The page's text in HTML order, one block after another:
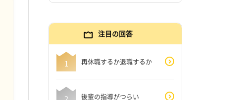
注目の回答
再休職するか退職するか
後輩の指導がつらい